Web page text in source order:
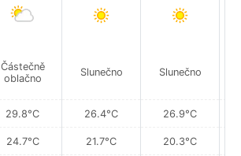
Částečně
oblačno
29.8°C
24.7°C
Slunečno
26.4°C
21.7°C
Slunečno
26.9°C
20.3°C